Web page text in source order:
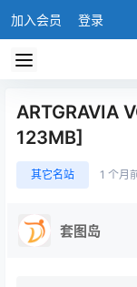
加入会员 登录
ARTGRAVIA
123MB]
其它名站 1 个月
套图岛